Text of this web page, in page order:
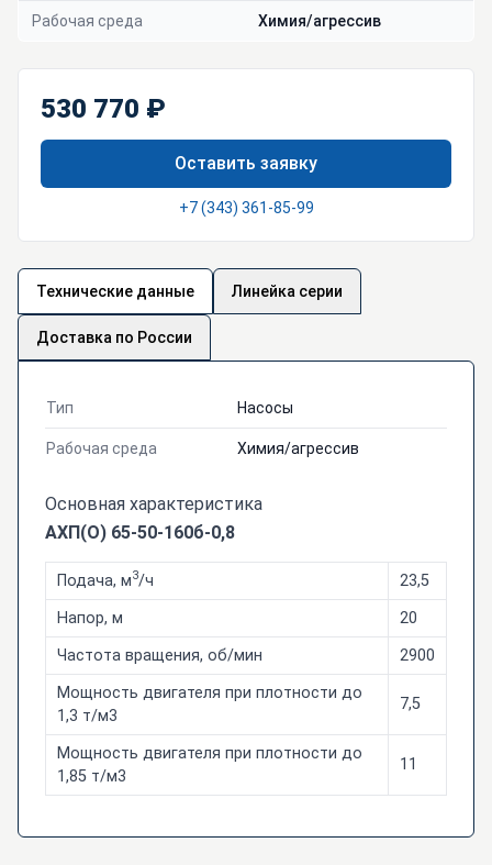
Рабочая среда Химия/агрессив
530 770 ₽
Оставить заявку
+7 (343) 361-85-99
Технические данные Линейка серии
Доставка по России
Тип Насосы
Рабочая среда Химия/агрессив
Основная характеристика
АХП(О) 65-50-160б-0,8
Подача, м3/ч
23,5
Напор, м
20
Частота вращения, об/мин
2900
Мощность двигателя при плотности до
1,3 т/м3
7,5
Мощность двигателя при плотности до
1,85 т/м3
11